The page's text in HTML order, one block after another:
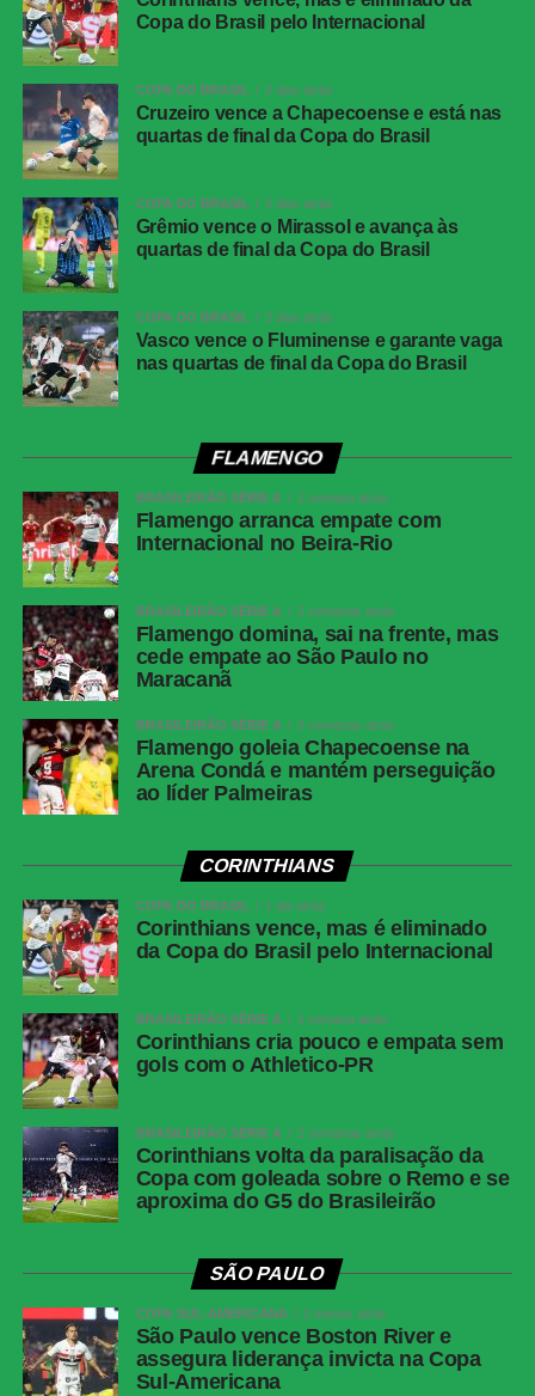
julho. A partida será realizada no MetLife Stadium, em
Nova Jersey, com início previsto para as 17 horas (de
Brasília). Sem um de seus principais articuladores, a
Seleção buscará a vitória para seguir firme em sua
trajetória rumo ao título mundial.
COMENTE ABAIXO:
WhatsApp
Facebook
Messenger
LinkedIn
Share
Copa do Brasil pelo Internacional
COPA DO BRASIL 2 dias atrás
Cruzeiro vence a Chapecoense e está nas
quartas de final da Copa do Brasil
COPA DO BRASIL 2 dias atrás
Grêmio vence o Mirassol e avança às
quartas de final da Copa do Brasil
COPA DO BRASIL 2 dias atrás
Vasco vence o Fluminense e garante vaga
nas quartas de final da Copa do Brasil
FLAMENGO
BRASILEIRÃO SÉRIE A 1 semana atrás
Flamengo arranca empate com
Internacional no Beira-Rio
BRASILEIRÃO SÉRIE A 2 semanas atrás
Flamengo domina, sai na frente, mas
cede empate ao São Paulo no
Maracanã
BRASILEIRÃO SÉRIE A 2 semanas atrás
Flamengo goleia Chapecoense na
Arena Condá e mantém perseguição
ao líder Palmeiras
CORINTHIANS
COPA DO BRASIL 1 dia atrás
Corinthians vence, mas é eliminado
da Copa do Brasil pelo Internacional
BRASILEIRÃO SÉRIE A 1 semana atrás
Corinthians cria pouco e empata sem
gols com o Athletico-PR
BRASILEIRÃO SÉRIE A 2 semanas atrás
Corinthians volta da paralisação da
Copa com goleada sobre o Remo e se
aproxima do G5 do Brasileirão
SÃO PAULO
COPA SUL-AMERICANA 2 meses atrás
São Paulo vence Boston River e
assegura liderança invicta na Copa
Sul-Americana